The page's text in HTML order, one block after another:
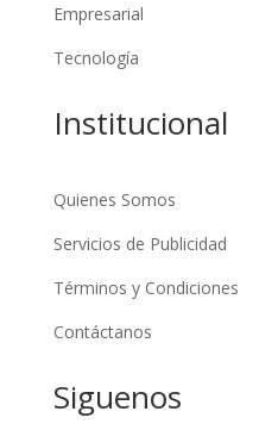
Empresarial
Tecnología
Institucional
Quienes Somos
Servicios de Publicidad
Términos y Condiciones
Contáctanos
Siguenos